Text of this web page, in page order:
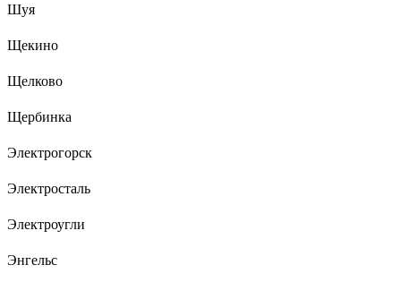
Шуя
Щекино
Щелково
Щербинка
Электрогорск
Электросталь
Электроугли
Энгельс